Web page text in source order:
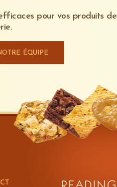
pour vos produits de
ÉQUIPE